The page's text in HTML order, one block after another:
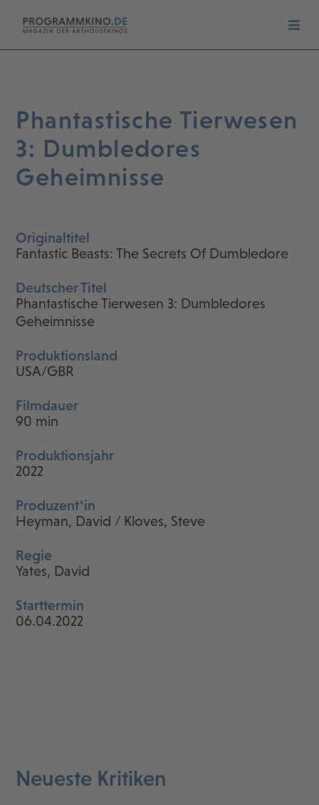
Phantastische Tierwesen
3: Dumbledores
Geheimnisse
Originaltitel
Fantastic Beasts: The Secrets Of Dumbledore
Deutscher Titel
Phantastische Tierwesen 3: Dumbledores
Geheimnisse
Produktionsland
USA/GBR
Filmdauer
90 min
Produktionsjahr
2022
Produzent*in
Heyman, David / Kloves, Steve
Regie
Yates, David
Starttermin
06.04.2022
Neueste Kritiken